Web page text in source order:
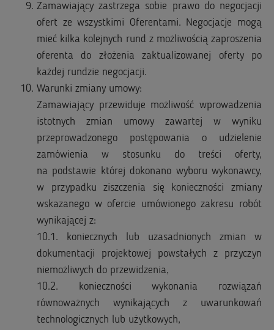
Zamawiający zastrzega sobie prawo do negocjacji
ofert ze wszystkimi Oferentami. Negocjacje mogą
mieć kilka kolejnych rund z możliwością zaproszenia
oferenta do złożenia zaktualizowanej oferty po
każdej rundzie negocjacji.
Warunki zmiany umowy:
Zamawiający przewiduje możliwość wprowadzenia
istotnych zmian umowy zawartej w wyniku
przeprowadzonego postępowania o udzielenie
zamówienia w stosunku do treści oferty,
na podstawie której dokonano wyboru wykonawcy,
w przypadku ziszczenia się konieczności zmiany
wskazanego w ofercie umówionego zakresu robót
wynikającej z:
10.1. koniecznych lub uzasadnionych zmian w
dokumentacji projektowej powstałych z przyczyn
niemożliwych do przewidzenia,
10.2. konieczności wykonania rozwiązań
równoważnych wynikających z uwarunkowań
technologicznych lub użytkowych,